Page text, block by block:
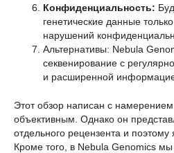
Конфиденциальность:
генетические данные
нарушений
Альтернативы: Nebula
секвенирование с
и расширенной
Этот обзор написан с
объективным. Однако он
отдельного рецензента и поэтому
Кроме того, в Nebula Genomics